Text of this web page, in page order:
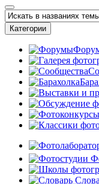
Категории